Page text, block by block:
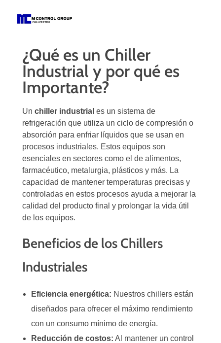
¿Qué es un Chiller
Industrial y por qué es
Importante?
Un chiller industrial es un sistema de
refrigeración que utiliza un ciclo de compresión o
absorción para enfriar líquidos que se usan en
procesos industriales. Estos equipos son
esenciales en sectores como el de alimentos,
farmacéutico, metalurgia, plásticos y más. La
capacidad de mantener temperaturas precisas y
controladas en estos procesos ayuda a mejorar la
calidad del producto final y prolongar la vida útil
de los equipos.
Beneficios de los Chillers
Industriales
Eficiencia energética: Nuestros chillers están
diseñados para ofrecer el máximo rendimiento
con un consumo mínimo de energía.
Reducción de costos: Al mantener un control